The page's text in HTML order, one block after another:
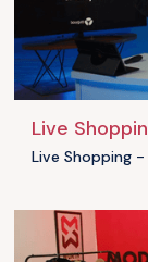
Live
Live Shopping